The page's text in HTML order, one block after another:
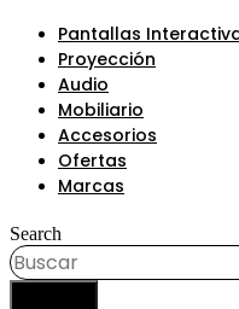
Pantallas
Proyección
Audio
Mobiliario
Accesorios
Ofertas
Marcas
Search